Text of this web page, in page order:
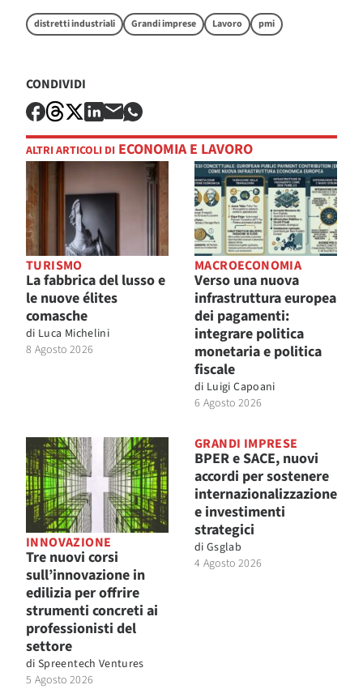
distretti industriali Grandi imprese Lavoro pmi
CONDIVIDI
ALTRI ARTICOLI DI ECONOMIA E LAVORO
TURISMO
La fabbrica del lusso e
le nuove élites
comasche
di Luca Michelini
8 Agosto 2026
MACROECONOMIA
Verso una nuova
infrastruttura europea
dei pagamenti:
integrare politica
monetaria e politica
fiscale
di Luigi Capoani
6 Agosto 2026
INNOVAZIONE
Tre nuovi corsi
sull’innovazione in
edilizia per offrire
strumenti concreti ai
professionisti del
settore
di Spreentech Ventures
5 Agosto 2026
GRANDI IMPRESE
BPER e SACE, nuovi
accordi per sostenere
internazionalizzazione
e investimenti
strategici
di Gsglab
4 Agosto 2026